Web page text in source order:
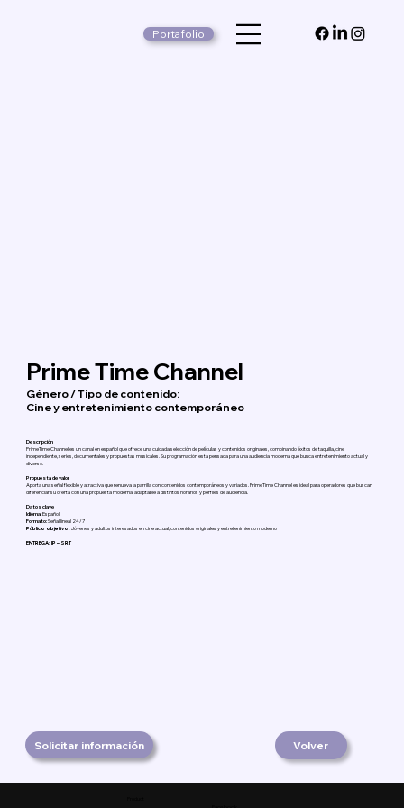
Portafolio
Prime Time Channel
Género / Tipo de contenido:
Cine y entretenimiento contemporáneo
Descripción
PrimeTime Channel es un canal en español que ofrece una cuidada selección de películas y contenidos originales, combinando éxitos de taquilla, cine
independiente, series, documentales y propuestas musicales. Su programación está pensada para una audiencia moderna que busca entretenimiento actual y
diverso.
Propuesta de valor
Aporta una señal flexible y atractiva que renueva la parrilla con contenidos contemporáneos y variados. PrimeTime Channel es ideal para operadores que buscan
diferenciar su oferta con una propuesta moderna, adaptable a distintos horarios y perfiles de audiencia.
Datos clave
Idioma:Español
Formato:Señal lineal 24/7
Público objetivo: Jóvenes y adultos interesados en cine actual, contenidos originales y entretenimiento moderno
ENTREGA: IP – SRT
Solicitar información Volver